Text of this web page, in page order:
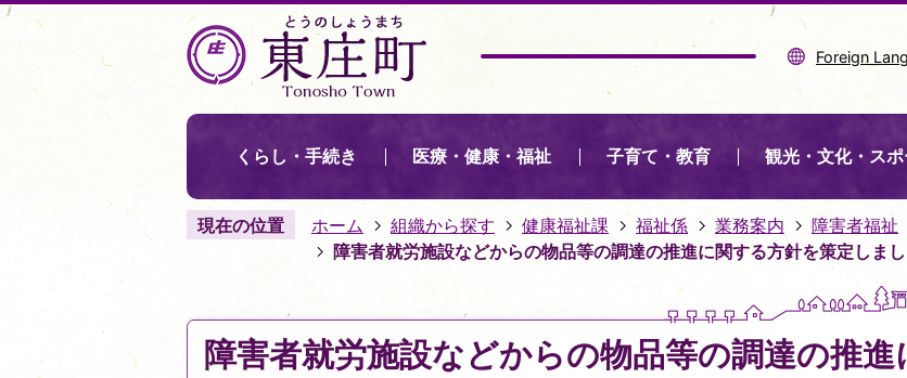
Foreign
くらし・手続き 医療・健康・福祉 子育て・教育 観光・文化・スポ
現在の位置 ホーム 組織から探す 健康福祉課 福祉係 業務案内 障害者福祉
障害者就労施設などからの物品等の調達の推進に関する方針を策定しま
障害者就労施設などからの物品等の調達の推進